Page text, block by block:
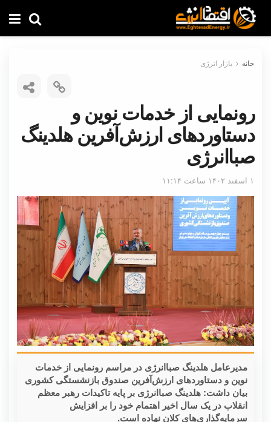
خانه بازار انرژی
رونمایی از خدمات نوین و
دستاوردهای ارزش‌آفرین هلدینگ
صباانرژی
۱ اسفند ۱۴۰۲ ساعت ۱۱:۱۴
مدیرعامل هلدینگ صباانرژی در مراسم رونمایی از خدمات
نوین و دستاوردهای ارزش‌آفرین صندوق بازنشستگی کشوری
بیان داشت: هلدینگ صباانرژی بر پایه تاکیدات رهبر معظم
انقلاب در یک سال اخیر اهتمام خود را بر افزایش
سرمایه‌گذاری‌های کلان نهاده است.